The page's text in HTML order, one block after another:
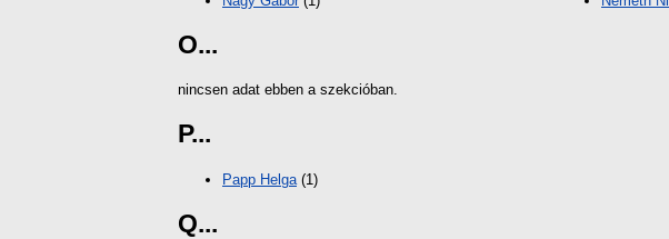
O...
nincsen adat ebben a szekcióban.
P...
Papp Helga (1)
Q...